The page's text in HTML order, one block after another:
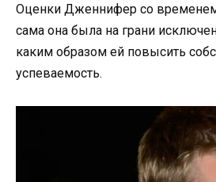
Оценки Дженнифер со временем
сама она была на грани
каким образом ей повысить
успеваемость.